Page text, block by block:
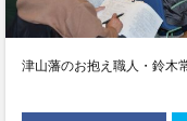
津山藩のお抱え職人・鈴木